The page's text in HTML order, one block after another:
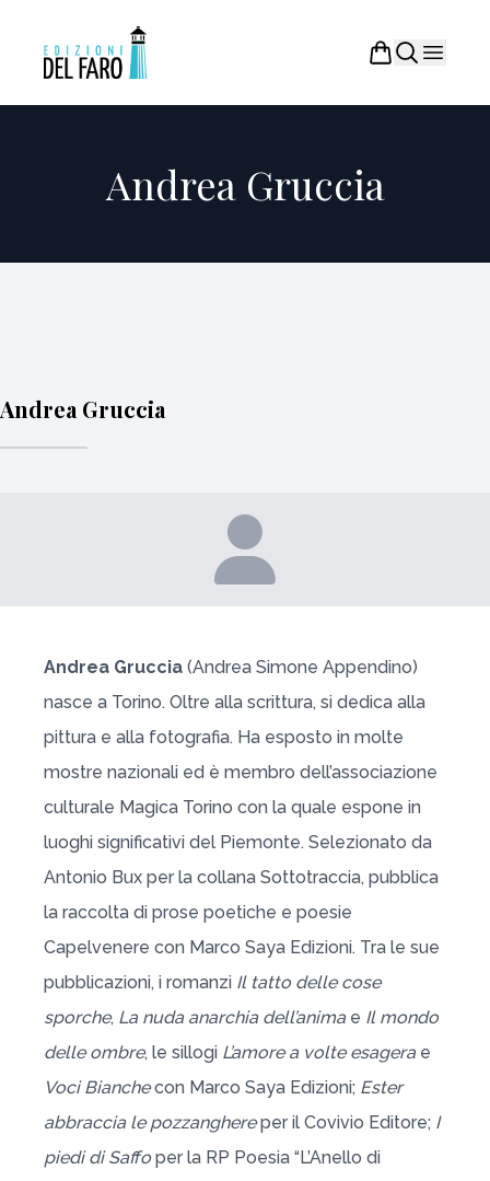
Andrea Gruccia
Andrea Gruccia
Andrea Gruccia (Andrea Simone Appendino)
nasce a Torino. Oltre alla scrittura, si dedica alla
pittura e alla fotografia. Ha esposto in molte
mostre nazionali ed è membro dell’associazione
culturale Magica Torino con la quale espone in
luoghi significativi del Piemonte. Selezionato da
Antonio Bux per la collana Sottotraccia, pubblica
la raccolta di prose poetiche e poesie
Capelvenere con Marco Saya Edizioni. Tra le sue
pubblicazioni, i romanzi Il tatto delle cose
sporche, La nuda anarchia dell’animae Il mondo
delle ombre, le sillogi L’amore a volte esagerae
Voci Bianchecon Marco Saya Edizioni; Ester
abbraccia le pozzanghereper il Covivio Editore; I
piedi di Saffoper la RP Poesia “L’Anello di